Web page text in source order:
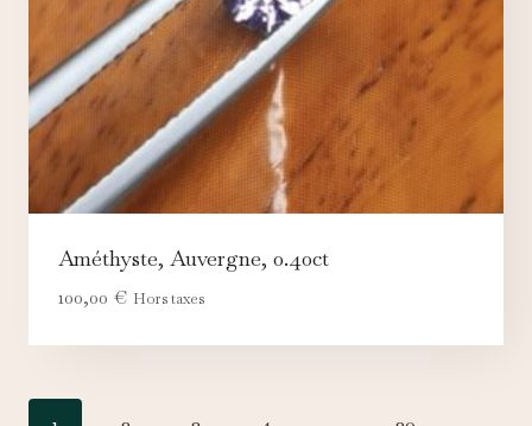
Améthyste, Auvergne, 0.40ct
100,00 € Hors taxes